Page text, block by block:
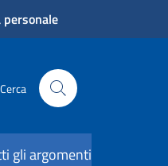
personale
Cerca
gli argomenti